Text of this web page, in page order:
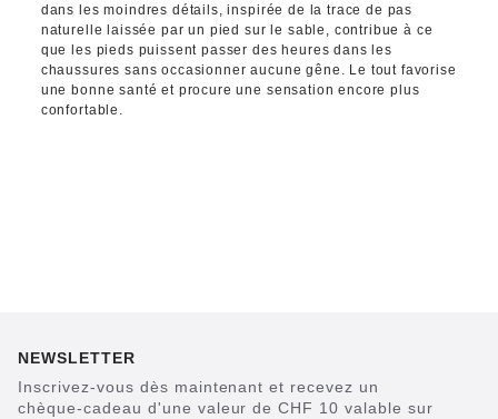
dans les moindres détails, inspirée de la trace de pas
naturelle laissée par un pied sur le sable, contribue à ce
que les pieds puissent passer des heures dans les
chaussures sans occasionner aucune gêne. Le tout favorise
une bonne santé et procure une sensation encore plus
confortable.
NEWSLETTER
Inscrivez-vous dès maintenant et recevez un
chèque-cadeau d'une valeur de CHF 10 valable sur